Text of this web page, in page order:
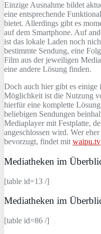
Einzige Ausnahme bildet
eine entsprechende
bietet. Allerdings gibt es
auf dem Smartphone. Auf
ist das lokale Laden noch
bestimmte Sendung, eine
Film aus der jeweiligen
eine andere Lösung finden.
Doch auch hier gibt es einige
Möglichkeit ist die Nutzung
hierfür eine komplette
beliebigen Sendungen
Mediaplayer mit Festplatte,
angeschlossen wird. Wer
bevorzugt, findet mit waipu.tv
Mediatheken im
[table id=13 /]
Mediatheken im
[table id=86 /]